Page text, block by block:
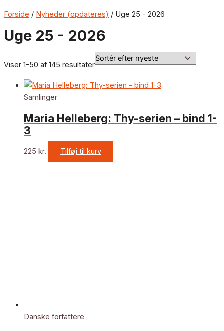
Forside / Nyheder (opdateres) / Uge 25 - 2026
Uge 25 - 2026
Viser 1–50 af 145 resultater
Samlinger
Maria Helleberg: Thy-serien – bind 1-
3
225 kr. Tilføj til kurv
Danske forfattere